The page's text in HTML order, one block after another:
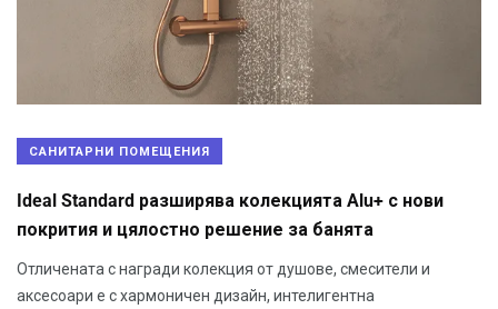
САНИТАРНИ ПОМЕЩЕНИЯ
Ideal Standard разширява колекцията Alu+ с нови
покрития и цялостно решение за банята
Отличената с награди колекция от душове, смесители и
аксесоари е с хармоничен дизайн, интелигентна